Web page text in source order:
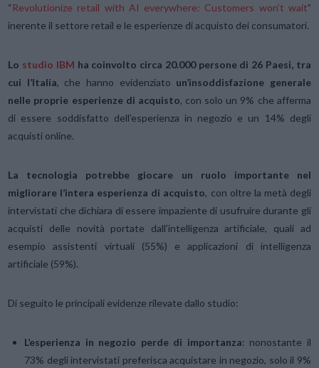
“ Revolutionize retail with AI everywhere: Customers won’t wait”
inerente il settore retail e le esperienze di acquisto dei consumatori.
Lo studio IBM ha coinvolto circa 20.000 persone di 26 Paesi, tra
cui l’Italia, che hanno evidenziato un’insoddisfazione generale
nelle proprie esperienze di acquisto, con solo un 9% che afferma
di essere soddisfatto dell’esperienza in negozio e un 14% degli
acquisti online.
La tecnologia potrebbe giocare un ruolo importante nel
migliorare l’intera esperienza di acquisto, con oltre la metà degli
intervistati che dichiara di essere impaziente di usufruire durante gli
acquisti delle novità portate dall’intelligenza artificiale, quali ad
esempio assistenti virtuali (55%) e applicazioni di intelligenza
artificiale (59%).
Di seguito le principali evidenze rilevate dallo studio:
L’esperienza in negozio perde di importanza: nonostante il
73% degli intervistati preferisca acquistare in negozio, solo il 9%